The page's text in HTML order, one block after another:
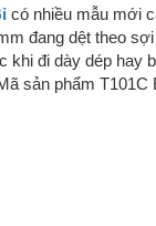
có nhiều mẫu mới
đang dệt theo
khi đi dày dép hay
sản phẩm T101C